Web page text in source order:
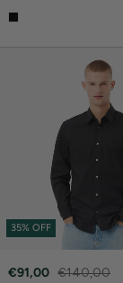
35% OFF
€91,00 €140,00